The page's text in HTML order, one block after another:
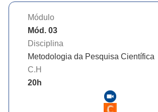
Módulo
Mód. 03
Disciplina
Metodologia da Pesquisa Científica
C.H
20h